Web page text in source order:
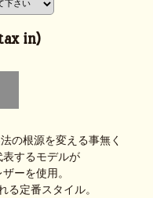
in)
の根源を変える事無く
表するモデルが
ザーを使用。
る定番スタイル。